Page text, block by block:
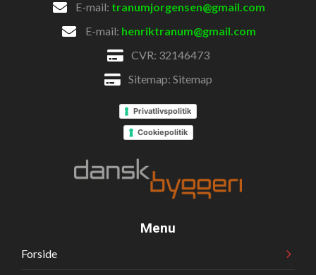
E-mail: tranumjorgensen@gmail.com
E-mail: henriktranum@gmail.com
CVR: 32146473
Sitemap: Sitemap
Privatlivspolitik
Cookiepolitik
Menu
Forside